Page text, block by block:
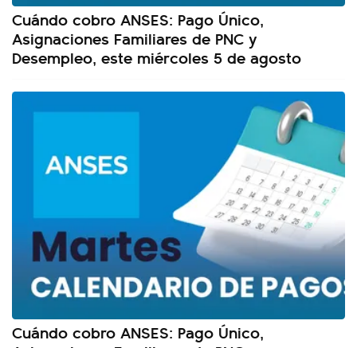
Cuándo cobro ANSES: Pago Único,
Asignaciones Familiares de PNC y
Desempleo, este miércoles 5 de agosto
Cuándo cobro ANSES: Pago Único,